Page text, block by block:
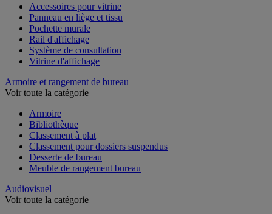
Accessoires pour vitrine
Panneau en liège et tissu
Pochette murale
Rail d'affichage
Système de consultation
Vitrine d'affichage
Armoire et rangement de bureau
Voir toute la catégorie
Armoire
Bibliothèque
Classement à plat
Classement pour dossiers suspendus
Desserte de bureau
Meuble de rangement bureau
Audiovisuel
Voir toute la catégorie